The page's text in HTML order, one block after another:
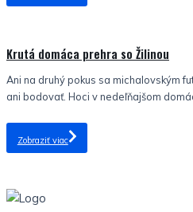
Krutá domáca prehra so Žilinou
Ani na druhý pokus sa michalovským
ani bodovať. Hoci v nedeľňajšom
Zobraziť viac